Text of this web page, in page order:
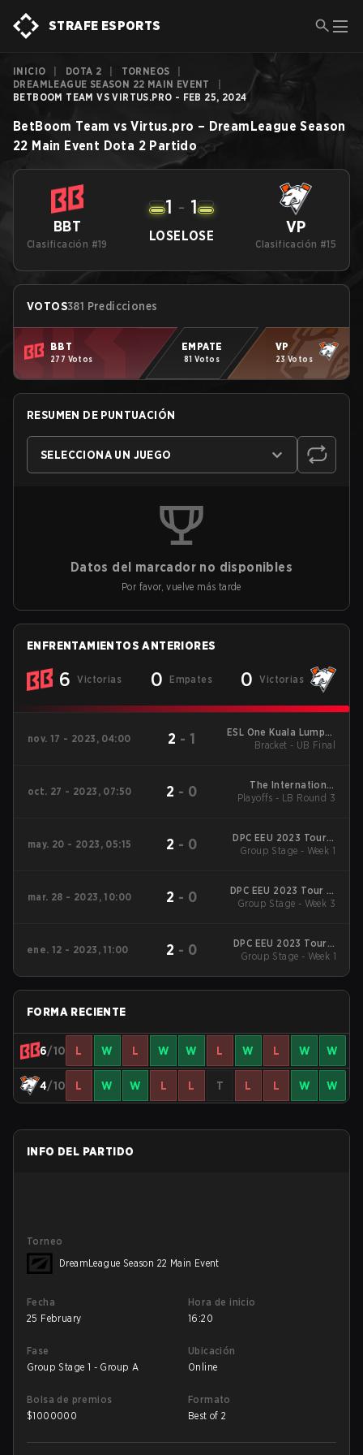
STRAFE ESPORTS
INICIO DOTA 2 TORNEOS
DREAMLEAGUE SEASON 22 MAIN EVENT
BETBOOM TEAM VS VIRTUS.PRO - FEB 25, 2024
BetBoom Team vs Virtus.pro – DreamLeague Season
22 Main Event Dota 2 Partido
BBT
Clasificación #19
LOSE
1 - 1
LOSE VP
Clasificación #15
VOTOS381 Predicciones
BBT
277 Votos
EMPATE
81 Votos
VP
23 Votos
RESUMEN DE PUNTUACIÓN
SELECCIONA UN JUEGO
Datos del marcador no disponibles
Por favor, vuelve más tarde
ENFRENTAMIENTOS ANTERIORES
6 Victorias 0 Empates 0 Victorias
nov. 17 - 2023, 04:00 2 - 1
ESL One Kuala Lumpur
2023 Regionals
Bracket - UB Final
oct. 27 - 2023, 07:50 2 - 0
The International
2023 Main Event
Playoffs - LB Round 3
may. 20 - 2023, 05:15 2 - 0
DPC EEU 2023 Tour 3
Division I
Group Stage - Week 1
mar. 28 - 2023, 10:00 2 - 0
DPC EEU 2023 Tour 2:
Division I
Group Stage - Week 3
ene. 12 - 2023, 11:00 2 - 0
DPC EEU 2023 Tour 1:
Division I
Group Stage - Week 1
FORMA RECIENTE
6/10 L W L W W L W L W W
4/10 L W W L L T L L W W
INFO DEL PARTIDO
Torneo
DreamLeague Season 22 Main Event
Fecha
25 February
Hora de inicio
16:20
Fase
Group Stage 1 - Group A
Ubicación
Online
Bolsa de premios
$1000000
Formato
Best of 2